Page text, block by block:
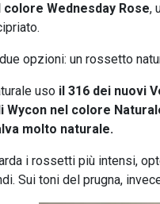
Wednesday Rose,
opzioni: un rossetto
uso il 316 dei nuovi
Wycon nel colore
molto naturale.
i rossetti più intensi,
Sui toni del prugna,